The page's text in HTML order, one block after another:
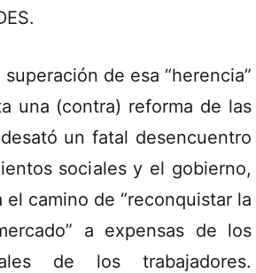
de esa “herencia”
una (contra) reforma de las
un fatal desencuentro
sociales y el gobierno,
el camino de “reconquistar la
a expensas de los
de los trabajadores.